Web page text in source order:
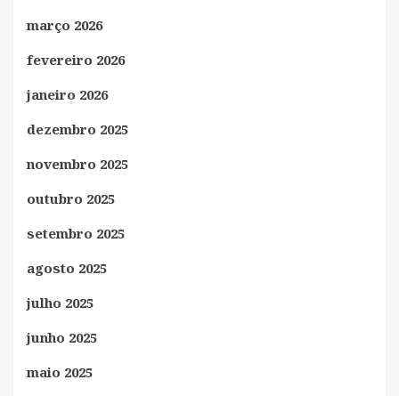
março 2026
fevereiro 2026
janeiro 2026
dezembro 2025
novembro 2025
outubro 2025
setembro 2025
agosto 2025
julho 2025
junho 2025
maio 2025